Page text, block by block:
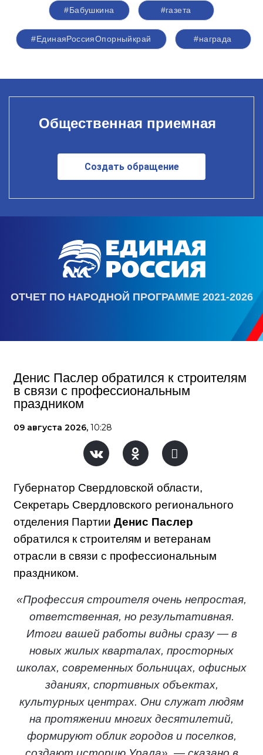
#Бабушкина #газета
#ЕдинаяРоссияОпорныйкрай #награда
Общественная приемная
Создать обращение
ОТЧЕТ ПО НАРОДНОЙ ПРОГРАММЕ 2021-2026
Денис Паслер обратился к строителям
в связи с профессиональным
праздником
09 августа 2026, 10:28
Губернатор Свердловской области,
Секретарь Свердловского регионального
отделения Партии Денис Паслер
обратился к строителям и ветеранам
отрасли в связи с профессиональным
праздником.
«Профессия строителя очень непростая,
ответственная, но результативная.
Итоги вашей работы видны сразу — в
новых жилых кварталах, просторных
школах, современных больницах, офисных
зданиях, спортивных объектах,
культурных центрах. Они служат людям
на протяжении многих десятилетий,
формируют облик городов и поселков,